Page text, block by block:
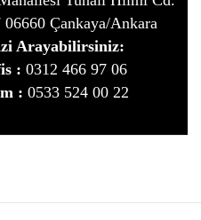
06660 Çankaya/Ankara
Arayabilirsiniz:
: 0312 466 97 06
: 0533 524 00 22